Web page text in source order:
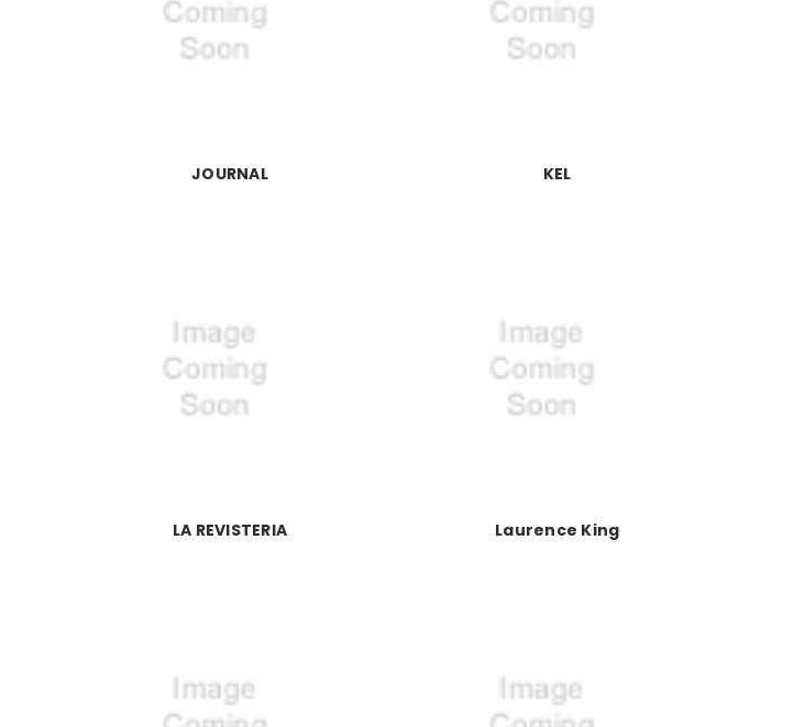
JOURNAL KEL
LA REVISTERIA Laurence King